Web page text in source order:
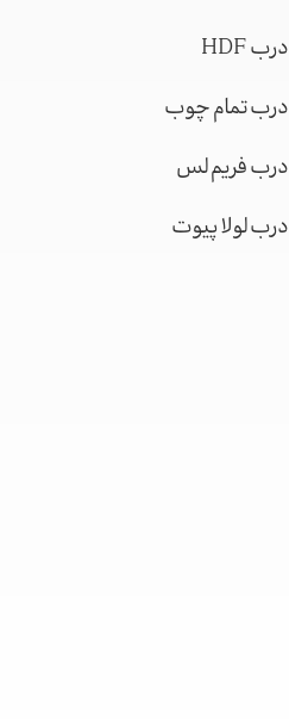
درب HDF
درب تمام چوب
درب فریم لس
درب لولا پیوت